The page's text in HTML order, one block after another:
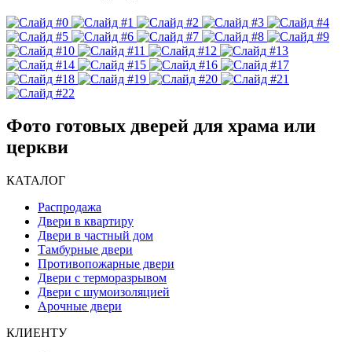
Фото готовых дверей для храма или
церкви
КАТАЛОГ
Распродажа
Двери в квартиру
Двери в частный дом
Тамбурные двери
Противопожарные двери
Двери с терморазрывом
Двери с шумоизоляцией
Арочные двери
КЛИЕНТУ